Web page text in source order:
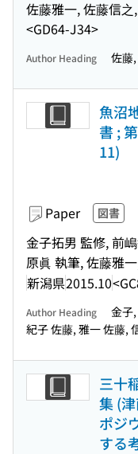
佐藤雅一, 佐藤信
<GD64-J34>
Author Heading 佐藤
魚沼
書 ;
11)
Paper 図書
金子拓男 監修, 前
原眞 執筆, 佐藤雅
新潟県2015.10
Author Heading
金子
紀子 佐藤, 雅一 佐藤,
三十
集 (
ポジ
する